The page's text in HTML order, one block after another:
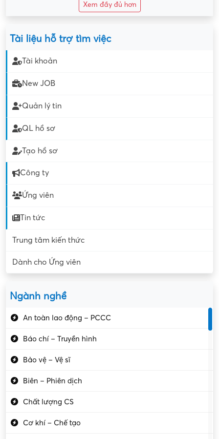
Xem đầy đủ hơn
Tài liệu hỗ trợ tìm việc
Tài khoản
New JOB
Quản lý tin
QL hồ sơ
Tạo hồ sơ
Công ty
Ứng viên
Tin tức
Trung tâm kiến thức
Dành cho Ứng viên
Ngành nghề
An toàn lao động – PCCC
Báo chí – Truyền hình
Bảo vệ – Vệ sĩ
Biên – Phiên dịch
Chất lượng CS
Cơ khí – Chế tạo